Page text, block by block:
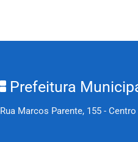
Prefeitura
Rua Marcos Parente, 155 -